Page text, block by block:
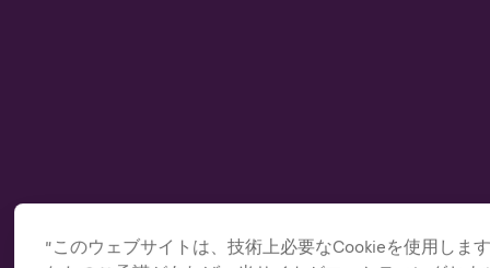
”このウェブサイトは、技術上必要なCookieを使用しま